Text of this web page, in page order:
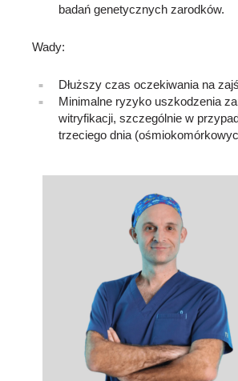
badań genetycznych zarodków.
Wady:
Dłuższy czas oczekiwania na
Minimalne ryzyko uszkodzenia
witryfikacji, szczególnie w
trzeciego dnia